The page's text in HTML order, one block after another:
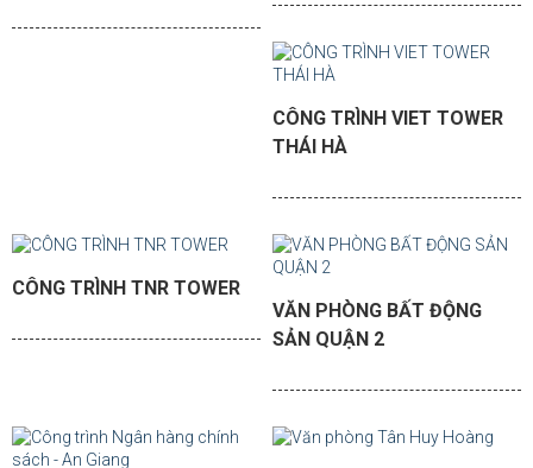
CÔNG TRÌNH VIET TOWER
THÁI HÀ
CÔNG TRÌNH TNR TOWER
VĂN PHÒNG BẤT ĐỘNG
SẢN QUẬN 2